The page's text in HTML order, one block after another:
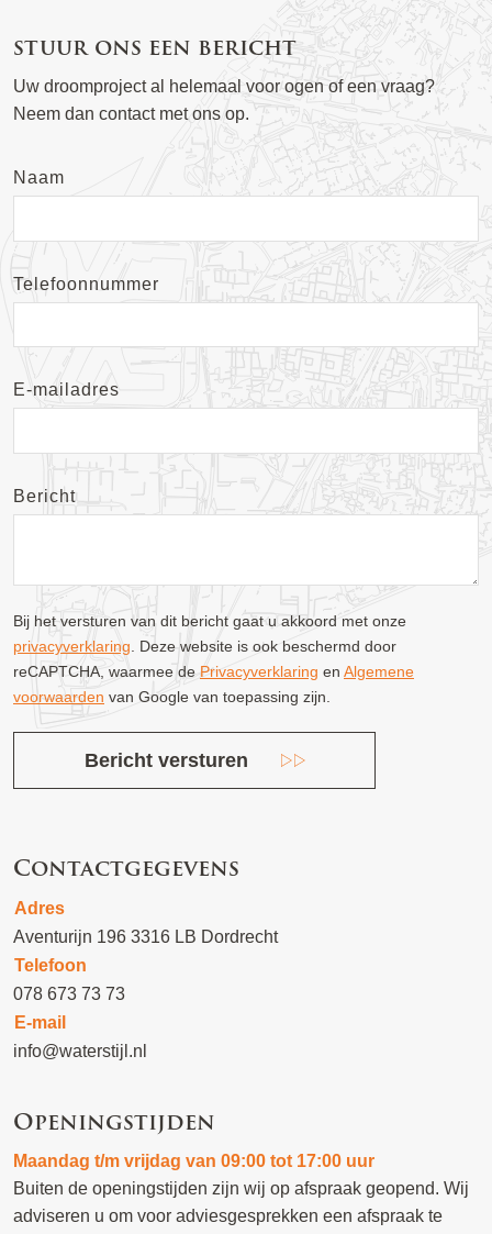
Contactgegevens
Adres
Aventurijn 196 3316 LB Dordrecht
Telefoon
078 673 73 73
E-mail
info@waterstijl.nl
Openingstijden
Maandag t/m vrijdag van 09:00 tot 17:00 uur
Buiten de openingstijden zijn wij op afspraak geopend. Wij
adviseren u om voor adviesgesprekken een afspraak te
stuur ons een bericht
Uw droomproject al helemaal voor ogen of een vraag?
Neem dan contact met ons op.
Naam
Telefoonnummer
E-mailadres
Bericht
Bij het versturen van dit bericht gaat u akkoord met onze
privacyverklaring . Deze website is ook beschermd door
reCAPTCHA, waarmee de Privacyverklaring en Algemene
voorwaarden van Google van toepassing zijn.
Bericht versturen